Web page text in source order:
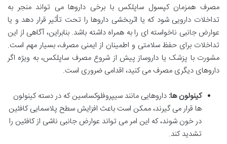
مصرف همزمان کپسول ساپلکس با برخی داروها می تواند منجر به
تداخلات دارویی شود که یا اثربخشی داروها را تحت تأثیر قرار دهد و یا
عوارض جانبی ناخواسته ای را به همراه داشته باشد. بنابراین، آگاهی از این
تداخلات برای حفظ سلامتی و اطمینان از ایمنی مصرف، بسیار مهم است.
مشورت با پزشک یا داروساز پیش از شروع مصرف ساپلکس، به ویژه اگر
داروهای دیگری مصرف می کنید، اقدامی ضروری است.
کینولون ها: داروهایی مانند سیپروفلوکساسین که در دسته کینولون
ها قرار می گیرند، ممکن است باعث افزایش سطح پلاسمایی کافئین
در خون شوند، که این امر می تواند عوارض جانبی ناشی از کافئین را
تشدید کند.